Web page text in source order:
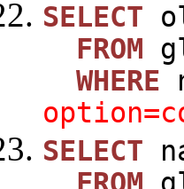
SELECT
FROM
WHERE
SELECT